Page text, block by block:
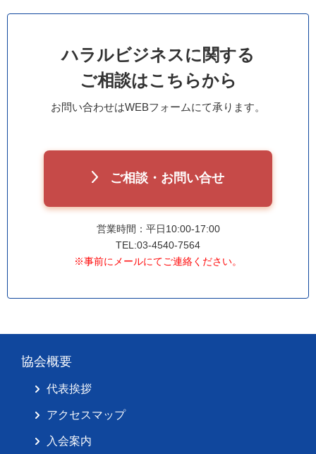
ハラルビジネスに関する
ご相談はこちらから
お問い合わせはWEBフォームにて承ります。
ご相談・お問い合せ
営業時間：平日10:00-17:00
TEL:03-4540-7564
※事前にメールにてご連絡ください。
協会概要
代表挨拶
アクセスマップ
入会案内